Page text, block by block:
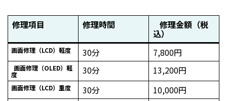
修理項目 修理時間 修理金額（税
込）
画面修理（LCD）軽度 30分 7,800円
画面修理（OLED）軽
度 30分 13,200円
画面修理（LCD）重度 30分 10,000円